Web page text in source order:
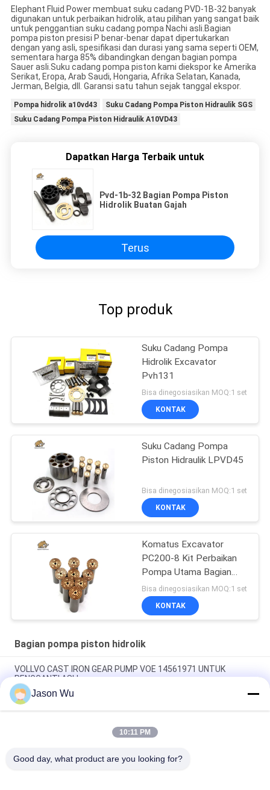
Elephant Fluid Power membuat suku cadang PVD-1B-32 banyak
digunakan untuk perbaikan hidrolik, atau pilihan yang sangat baik
untuk penggantian suku cadang pompa Nachi asli.Bagian
pompa piston presisi P benar-benar dapat dipertukarkan
dengan yang asli, spesifikasi dan durasi yang sama seperti OEM,
sementara harga 85% dibandingkan dengan bagian pompa
Sauer asli.Suku cadang pompa piston kami diekspor ke Amerika
Serikat, Eropa, Arab Saudi, Hongaria, Afrika Selatan, Kanada,
Jerman, Belgia, dll. Garansi satu tahun sejak tanggal ekspor.
Pompa hidrolik a10vd43
Suku Cadang Pompa Piston Hidraulik SGS
Suku Cadang Pompa Piston Hidraulik A10VD43
Dapatkan Harga Terbaik untuk
Pvd-1b-32 Bagian Pompa Piston
Hidrolik Buatan Gajah
Terus
Top produk
Suku Cadang Pompa
Hidrolik Excavator
Pvh131
Bisa dinegosiasikan MOQ:1 set
KONTAK
Suku Cadang Pompa
Piston Hidraulik LPVD45
Bisa dinegosiasikan MOQ:1 set
KONTAK
Komatus Excavator
PC200-8 Kit Perbaikan
Pompa Utama Bagian
Pompa Hidraulik Pompa
Piston Layanan
Perbaikan Pemeliharaan
Bisa dinegosiasikan MOQ:1 set
KONTAK
Bagian pompa piston hidrolik
VOLLVO CAST IRON GEAR PUMP VOE 14561971 UNTUK
PENGGANTI ASLI
VOLLVO CAST IRON GEAR PUMP VOE 14537295 UNTUK
PENGGANTI ASLI
VOLLVO CAST IRON GEAR PUMP VOE 14782798 UNTUK
Jason Wu
10:11 PM
Good day, what product are you looking for?